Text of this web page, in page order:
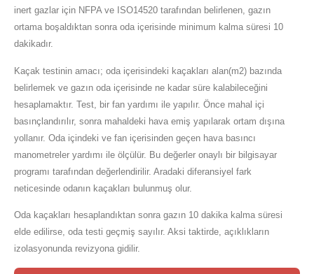
inert gazlar için NFPA ve ISO14520 tarafından belirlenen, gazın
ortama boşaldıktan sonra oda içerisinde minimum kalma süresi 10
dakikadır.
Kaçak testinin amacı; oda içerisindeki kaçakları alan(m2) bazında
belirlemek ve gazın oda içerisinde ne kadar süre kalabileceğini
hesaplamaktır. Test, bir fan yardımı ile yapılır. Önce mahal içi
basınçlandırılır, sonra mahaldeki hava emiş yapılarak ortam dışına
yollanır. Oda içindeki ve fan içerisinden geçen hava basıncı
manometreler yardımı ile ölçülür. Bu değerler onaylı bir bilgisayar
programı tarafından değerlendirilir. Aradaki diferansiyel fark
neticesinde odanın kaçakları bulunmuş olur.
Oda kaçakları hesaplandıktan sonra gazın 10 dakika kalma süresi
elde edilirse, oda testi geçmiş sayılır. Aksi taktirde, açıklıkların
izolasyonunda revizyona gidilir.